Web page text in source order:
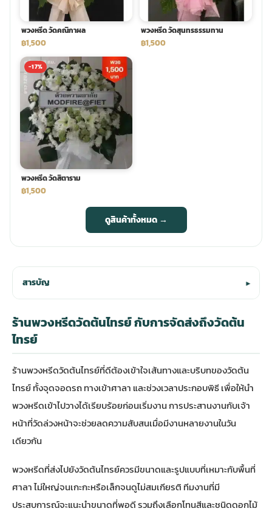
พวงหรีด วัดคณิกาผล
฿1,500
พวงหรีด วัดสุนทรธรรมทาน
฿1,500
-17%
พวงหรีด วัดสิตาราม
฿1,500
ดูสินค้าทั้งหมด →
สารบัญ ▾
ร้านพวงหรีดวัดต้นไทรย์ กับการจัดส่งถึงวัดต้น
ไทรย์
ร้านพวงหรีดวัดต้นไทรย์ที่ดีต้องเข้าใจเส้นทางและบริบทของวัดต้น
ไทรย์ ทั้งจุดจอดรถ ทางเข้าศาลา และช่วงเวลาประกอบพิธี เพื่อให้นำ
พวงหรีดเข้าไปวางได้เรียบร้อยก่อนเริ่มงาน การประสานงานกับเจ้า
หน้าที่วัดล่วงหน้าจะช่วยลดความสับสนเมื่อมีงานหลายงานในวัน
เดียวกัน
พวงหรีดที่ส่งไปยังวัดต้นไทรย์ควรมีขนาดและรูปแบบที่เหมาะกับพื้นที่
ศาลา ไม่ใหญ่จนเกะกะหรือเล็กจนดูไม่สมเกียรติ ทีมงานที่มี
ประสบการณ์จะแนะนำขนาดที่พอดี รวมถึงเลือกโทนสีและชนิดดอกไม้